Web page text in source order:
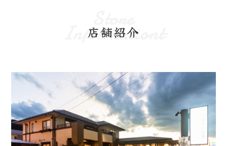
Informationt
Informationt
店舗紹介